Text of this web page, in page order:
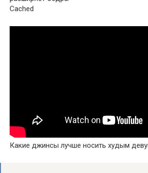
Cached
Какие джинсы лучше носить худым